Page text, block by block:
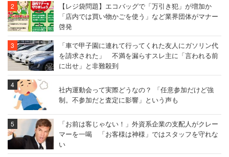
【レジ袋問題】エコバッグで「万引き犯」が増加か
「店内では買い物かごを使う」など業界団体がマナー
啓発
「車で甲子園に連れて行ってくれた友人にガソリン代
を請求された」 不満を漏らすスレ主に「言われる前
に出せ」と非難殺到
社内運動会って実際どうなの？ 「任意参加だけど強
制。不参加だと査定に影響」という声も
「お前は客じゃない！」外資系企業の支配人がクレー
マーを一喝 「お客様は神様」ではスタッフを守れな
い